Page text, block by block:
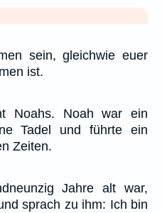
sein, gleichwie euer
ist.
Noahs. Noah war ein
Tadel und führte ein
Zeiten.
Jahre alt war,
sprach zu ihm: Ich bin